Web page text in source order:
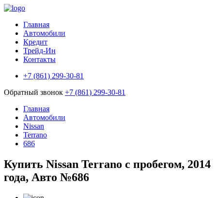
Главная
Автомобили
Кредит
Трейд-Ин
Контакты
+7 (861) 299-30-81
Обратный звонок +7 (861) 299-30-81
Главная
Автомобили
Nissan
Terrano
686
Купить Nissan Terrano с пробегом, 2014
года, Авто №686